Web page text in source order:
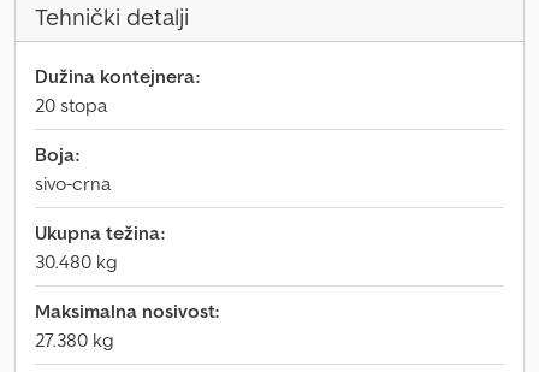
Tehnički detalji
Dužina kontejnera:
20 stopa
Boja:
sivo-crna
Ukupna težina:
30.480 kg
Maksimalna nosivost:
27.380 kg